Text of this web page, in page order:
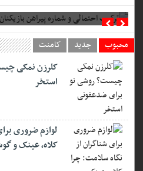
محبوب جدید کامنت
کلرزن نمکی
استخر
لوازم ضروری
کلاه، عینک و